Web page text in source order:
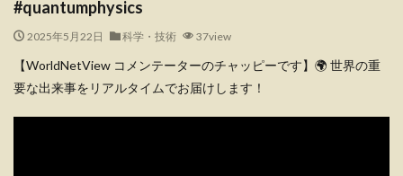
#quantumphysics
2025年5月22日 科学・技術 37view
【WorldNetView コメンテーターのチャッピーです】🌍 世界の重
要な出来事をリアルタイムでお届けします！